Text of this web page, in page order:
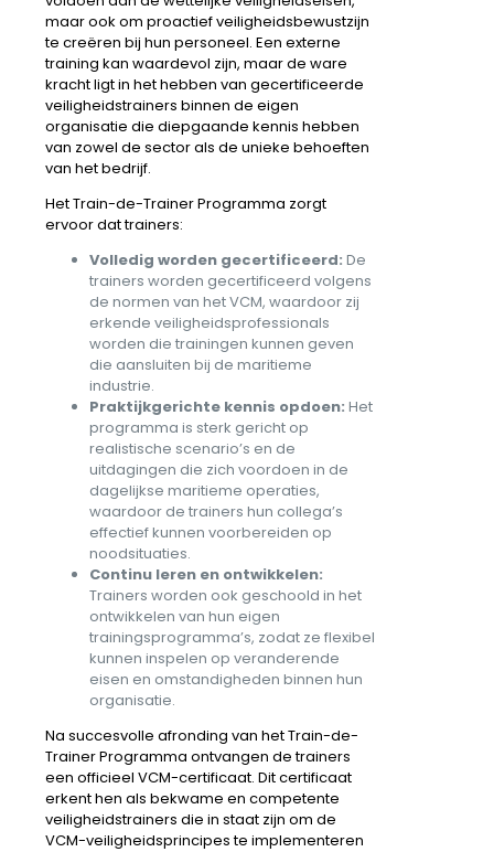
maar ook om proactief veiligheidsbewustzijn
te creëren bij hun personeel. Een externe
training kan waardevol zijn, maar de ware
kracht ligt in het hebben van gecertificeerde
veiligheidstrainers binnen de eigen
organisatie die diepgaande kennis hebben
van zowel de sector als de unieke behoeften
van het bedrijf.
Het Train-de-Trainer Programma zorgt
ervoor dat trainers:
Volledig worden gecertificeerd: De
trainers worden gecertificeerd volgens
de normen van het VCM, waardoor zij
erkende veiligheidsprofessionals
worden die trainingen kunnen geven
die aansluiten bij de maritieme
industrie.
Praktijkgerichte kennis opdoen: Het
programma is sterk gericht op
realistische scenario’s en de
uitdagingen die zich voordoen in de
dagelijkse maritieme operaties,
waardoor de trainers hun collega’s
effectief kunnen voorbereiden op
noodsituaties.
Continu leren en ontwikkelen:
Trainers worden ook geschoold in het
ontwikkelen van hun eigen
trainingsprogramma’s, zodat ze flexibel
kunnen inspelen op veranderende
eisen en omstandigheden binnen hun
organisatie.
Na succesvolle afronding van het Train-de-
Trainer Programma ontvangen de trainers
een officieel VCM-certificaat. Dit certificaat
erkent hen als bekwame en competente
veiligheidstrainers die in staat zijn om de
VCM-veiligheidsprincipes te implementeren